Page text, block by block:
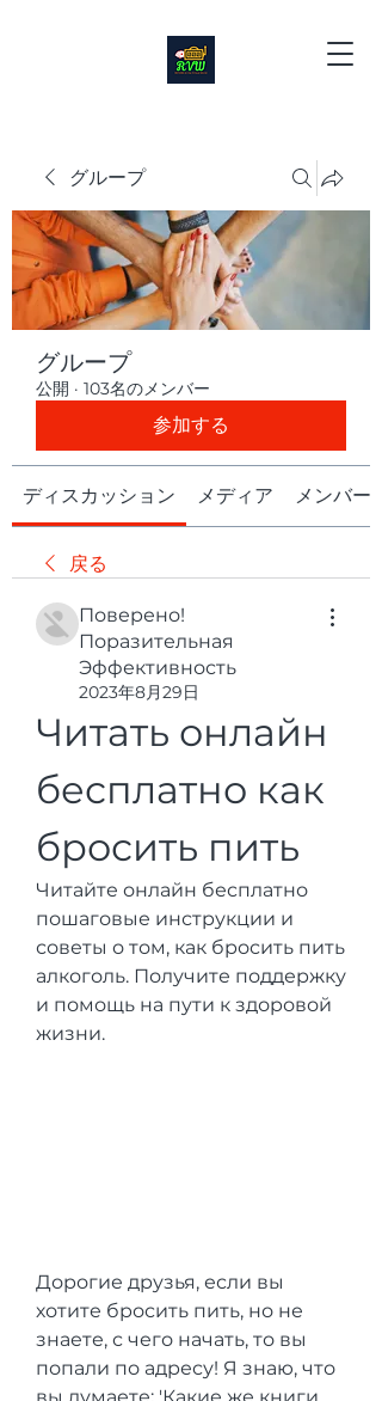
グループ
グループ
公開 · 103名のメンバー
参加する
ディスカッション メディア メンバー
戻る
Поверено!
Поразительная
Эффективность
2023年8月29日
Читать онлайн
бесплатно как
бросить пить
Читайте онлайн бесплатно
пошаговые инструкции и
советы о том, как бросить пить
алкоголь. Получите поддержку
и помощь на пути к здоровой
жизни.
Дорогие друзья, если вы
хотите бросить пить, но не
знаете, с чего начать, то вы
попали по адресу! Я знаю, что
вы думаете: 'Какие же книги